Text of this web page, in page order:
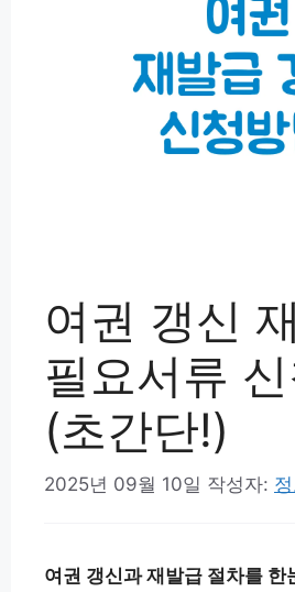
여권 갱신
필요서류
(초간단!)
2025년 09월 10일 작성자:
여권 갱신과 재발급 절차를 한